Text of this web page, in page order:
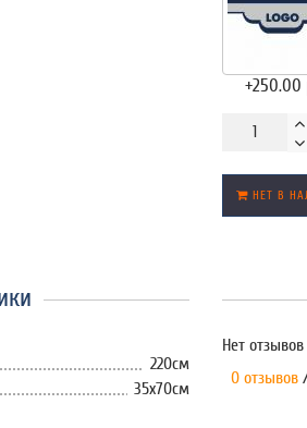
+250.00
НЕТ В
220см
35x70см
Нет
0 отзывов